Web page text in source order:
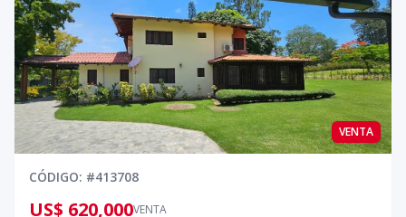
VENTA
CÓDIGO: #413708
VENTA
US$ 620,000